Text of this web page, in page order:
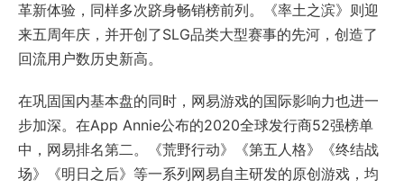
革新体验，同样多次跻身畅销榜前列。《率土之滨》则迎
来五周年庆，并开创了SLG品类大型赛事的先河，创造了
回流用户数历史新高。
在巩固国内基本盘的同时，网易游戏的国际影响力也进一
步加深。在App Annie公布的2020全球发行商52强榜单
中，网易排名第二。《荒野行动》《第五人格》《终结战
场》《明日之后》等一系列网易自主研发的原创游戏，均